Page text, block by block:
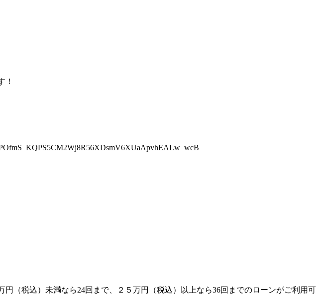
！
（税込）未満なら24回まで、２５万円（税込）以上なら36回までのローンがご利用可